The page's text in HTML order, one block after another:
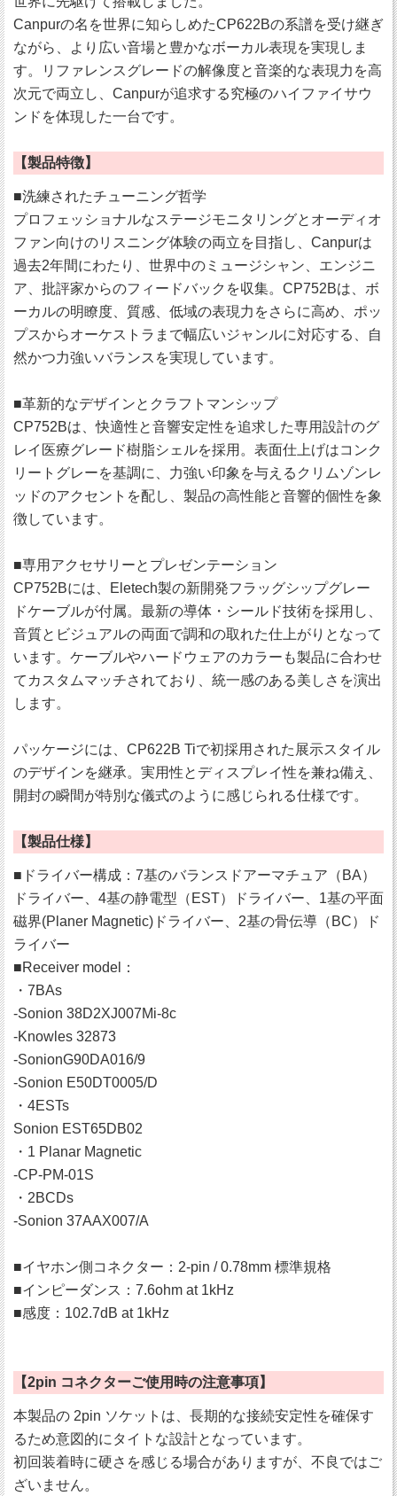
Canpurの名を世界に知らしめたCP622Bの系譜を受け継ぎ
ながら、より広い音場と豊かなボーカル表現を実現しま
す。リファレンスグレードの解像度と音楽的な表現力を高
次元で両立し、Canpurが追求する究極のハイファイサウ
ンドを体現した一台です。
【製品特徴】
■洗練されたチューニング哲学
プロフェッショナルなステージモニタリングとオーディオ
ファン向けのリスニング体験の両立を目指し、Canpurは
過去2年間にわたり、世界中のミュージシャン、エンジニ
ア、批評家からのフィードバックを収集。CP752Bは、ボ
ーカルの明瞭度、質感、低域の表現力をさらに高め、ポッ
プスからオーケストラまで幅広いジャンルに対応する、自
然かつ力強いバランスを実現しています。
■革新的なデザインとクラフトマンシップ
CP752Bは、快適性と音響安定性を追求した専用設計のグ
レイ医療グレード樹脂シェルを採用。表面仕上げはコンク
リートグレーを基調に、力強い印象を与えるクリムゾンレ
ッドのアクセントを配し、製品の高性能と音響的個性を象
徴しています。
■専用アクセサリーとプレゼンテーション
CP752Bには、Eletech製の新開発フラッグシップグレー
ドケーブルが付属。最新の導体・シールド技術を採用し、
音質とビジュアルの両面で調和の取れた仕上がりとなって
います。ケーブルやハードウェアのカラーも製品に合わせ
てカスタムマッチされており、統一感のある美しさを演出
します。
パッケージには、CP622B Tiで初採用された展示スタイル
のデザインを継承。実用性とディスプレイ性を兼ね備え、
開封の瞬間が特別な儀式のように感じられる仕様です。
【製品仕様】
■ドライバー構成：7基のバランスドアーマチュア（BA）
ドライバー、4基の静電型（EST）ドライバー、1基の平面
磁界(Planer Magnetic)ドライバー、2基の骨伝導（BC）ド
ライバー
■Receiver model：
・7BAs
-Sonion 38D2XJ007Mi-8c
-Knowles 32873
-SonionG90DA016/9
-Sonion E50DT0005/D
・4ESTs
Sonion EST65DB02
・1 Planar Magnetic
-CP-PM-01S
・2BCDs
-Sonion 37AAX007/A
■イヤホン側コネクター：2-pin / 0.78mm 標準規格
■インピーダンス：7.6ohm at 1kHz
■感度：102.7dB at 1kHz
【2pin コネクターご使用時の注意事項】
本製品の 2pin ソケットは、長期的な接続安定性を確保す
るため意図的にタイトな設計となっています。
初回装着時に硬さを感じる場合がありますが、不良ではご
ざいません。